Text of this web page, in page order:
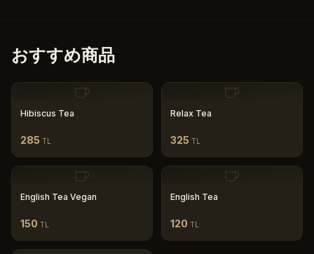
おすすめ商品
Hibiscus Tea
285 TL
Relax Tea
325 TL
English Tea Vegan
150 TL
English Tea
120 TL